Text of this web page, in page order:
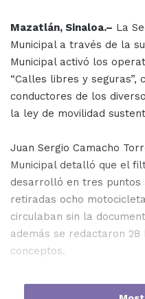
Mazatlán, Sinaloa.– La
Municipal a través de la
Municipal activó los
“Calles libres y seguras”,
conductores de los
la ley de movilidad
Juan Sergio Camacho
Municipal detalló que el
desarrolló en tres puntos
retiradas ocho
circulaban sin la
además se redactaron 28
conceptos.